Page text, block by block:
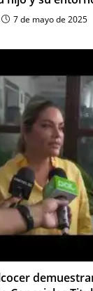
7 de mayo de 2025